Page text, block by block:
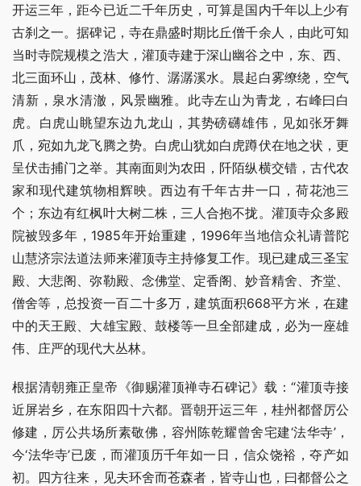
开运三年，距今已近二千年历史，可算是国内千年以上少有
古刹之一。据碑记，寺在鼎盛时期比丘僧千余人，由此可知
当时寺院规模之浩大，灌顶寺建于深山幽谷之中，东、西、
北三面环山，茂林、修竹、潺潺溪水。晨起白雾缭绕，空气
清新，泉水清澈，风景幽雅。此寺左山为青龙，右峰曰白
虎。白虎山眺望东边九龙山，其势磅礴雄伟，见如张牙舞
爪，宛如九龙飞腾之势。白虎山犹如白虎蹲伏在地之状，更
呈伏击捕门之举。其南面则为农田，阡陌纵横交错，古代农
家和现代建筑物相辉映。西边有千年古井一口，荷花池三
个；东边有红枫叶大树二株，三人合抱不拢。灌顶寺众多殿
院被毁多年，1985年开始重建，1996年当地信众礼请普陀
山慧济宗法道法师来灌顶寺主持修复工作。现已建成三圣宝
殿、大悲阁、弥勒殿、念佛堂、定香阁、妙音精舍、齐堂、
僧舍等，总投资一百二十多万，建筑面积668平方米，在建
中的天王殿、大雄宝殿、鼓楼等一旦全部建成，必为一座雄
伟、庄严的现代大丛林。
根据清朝雍正皇帝《御赐灌顶禅寺石碑记》载：“灌顶寺接
近屏岩乡，在东阳四十六都。晋朝开运三年，桂州都督厉公
修建，厉公共场所素敬佛，容州陈乾耀曾舍宅建‘法华寺’，
今‘法华寺’已废，而灌顶历千年如一日，信众饶裕，夺产如
初。四方往来，见夫环舍而苍森者，皆寺山也，曰都督公之